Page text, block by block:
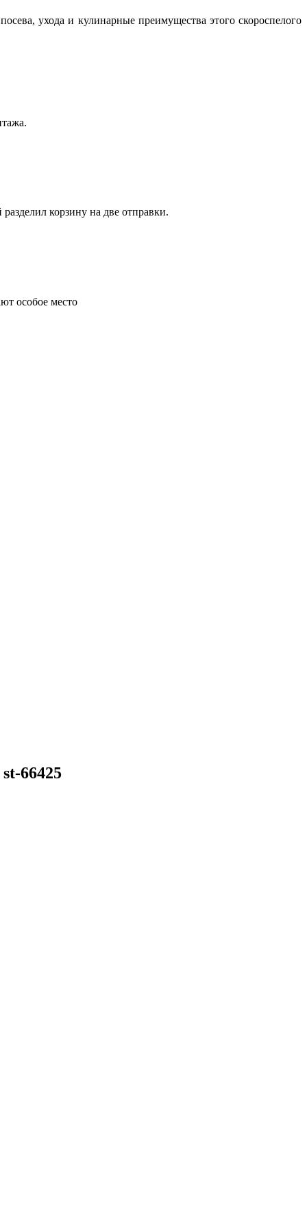
ухода и кулинарные преимущества этого скороспелого
корзину на две отправки.
особое место
66425